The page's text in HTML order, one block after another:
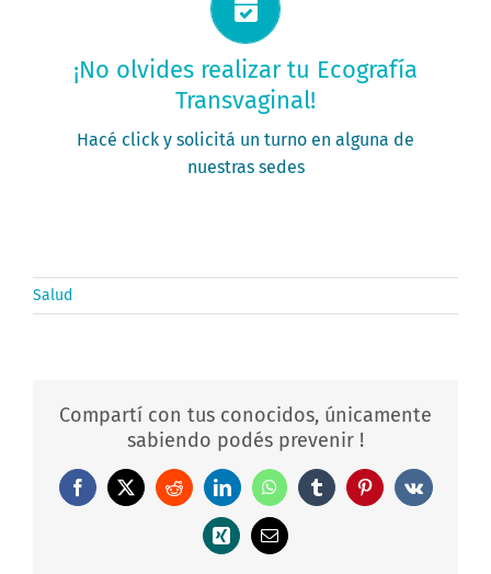
¡No olvides realizar tu Ecografía
Transvaginal!
Hacé click y solicitá un turno en alguna de
nuestras sedes
Solicitá tu turno ahora
PEDÍ TU TURNO
Salud
Compartí con tus conocidos, únicamente
sabiendo podés prevenir !
Facebook
X RedditLinkedInWhatsAppTumblrPinterestVk
Xing
Correo
electrónico